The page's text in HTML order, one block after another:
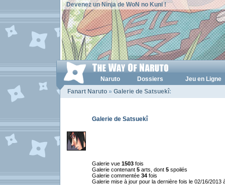
Devenez un Ninja de WoN no Kuni !
Naruto Dossiers
Jeu en Ligne
Fanart Naruto » Galerie de Satsuekî:
Galerie de Satsuekî
Galerie vue 1503 fois
Galerie contenant 5 arts, dont 5 spoilés
Galerie commentée 34 fois
Galerie mise à jour pour la dernière fois le 02/16/2013